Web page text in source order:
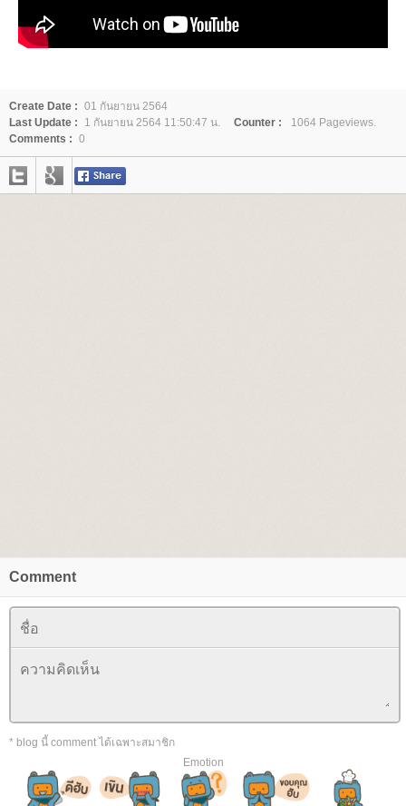
Create Date : 01 กันยายน 2564
Last Update :
1 กันยายน 2564 11:50:47 น. Counter :
1064 Pageviews.
Comments : 0
Comment
* blog นี้ comment ได้เฉพาะสมาชิก
Emotion